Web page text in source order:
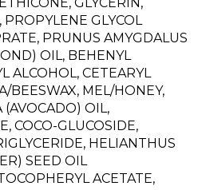
GLYCERIN,
PROPYLENE GLYCOL
PRUNUS AMYGDALUS
OIL, BEHENYL
ALCOHOL, CETEARYL
BEESWAX, MEL/HONEY,
(AVOCADO) OIL,
COCO-GLUCOSIDE,
HELIANTHUS
SEED OIL
ACETATE,